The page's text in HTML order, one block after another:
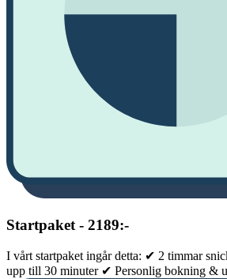
Startpaket - 2189:-
I vårt startpaket ingår detta: ✔ 2 timmar
upp till 30 minuter ✔ Personlig bokning &